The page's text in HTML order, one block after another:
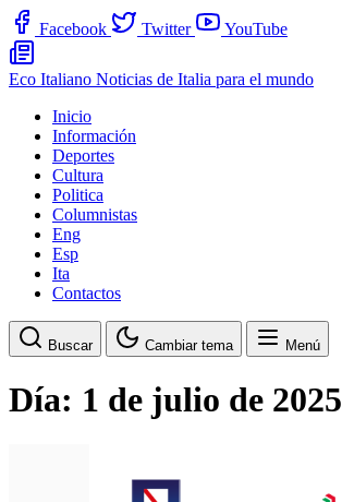
Facebook Twitter YouTube
Eco Italiano Noticias de Italia para el mundo
Inicio
Información
Deportes
Cultura
Politica
Columnistas
Eng
Esp
Ita
Contactos
Buscar Cambiar tema Menú
Día: 1 de julio de 2025